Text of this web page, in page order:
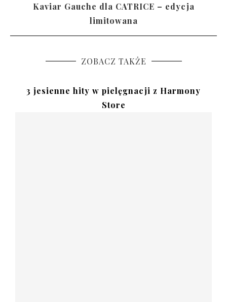
Kaviar Gauche dla CATRICE – edycja
limitowana
ZOBACZ TAKŻE
3 jesienne hity w pielęgnacji z Harmony
Store